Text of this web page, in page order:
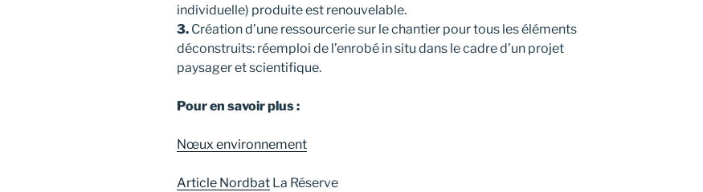
individuelle) produite est renouvelable.
3. Création d’une ressourcerie sur le chantier pour tous les éléments
déconstruits: réemploi de l’enrobé in situ dans le cadre d’un projet
paysager et scientifique.
Pour en savoir plus :
Nœux environnement
Article Nordbat La Réserve